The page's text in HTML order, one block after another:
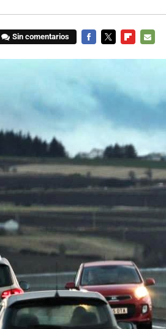
Sin comentarios